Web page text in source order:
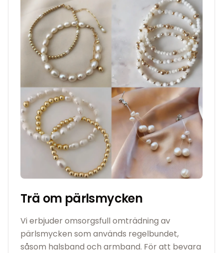
Trä om pärlsmycken
Vi erbjuder omsorgsfull omträdning av
pärlsmycken som används regelbundet,
såsom halsband och armband. För att bevara